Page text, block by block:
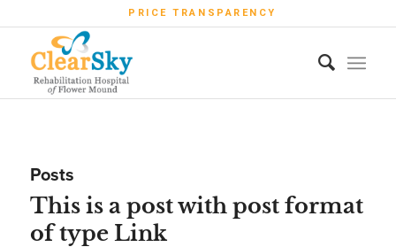
PRICE TRANSPARENCY
Posts
This is a post with post format
of type Link